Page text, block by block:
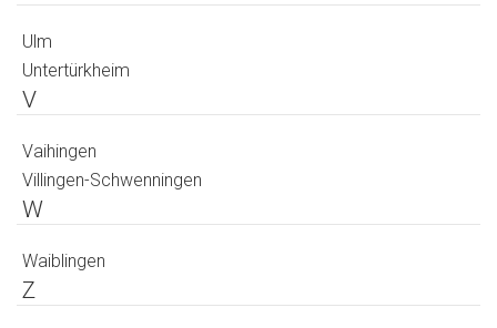
Ulm
Untertürkheim
V
Vaihingen
Villingen-Schwenningen
W
Waiblingen
Z